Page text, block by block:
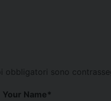
obbligatori sono
Your Name*